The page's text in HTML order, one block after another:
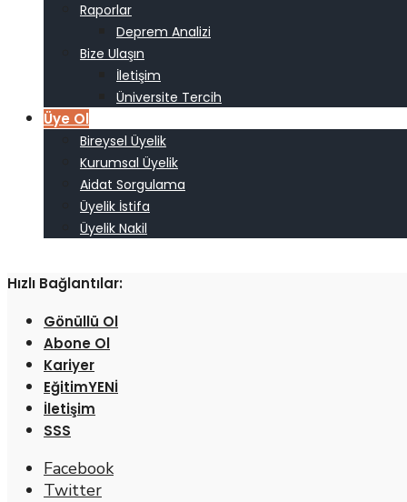
Raporlar
Deprem Analizi
Bize Ulaşın
İletişim
Üniversite Tercih
Üye Ol
Bireysel Üyelik
Kurumsal Üyelik
Aidat Sorgulama
Üyelik İstifa
Üyelik Nakil
Hızlı Bağlantılar:
Gönüllü Ol
Abone Ol
Kariyer
Eğitim
İletişim
SSS
Facebook
Twitter